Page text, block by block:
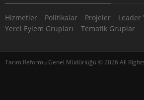
Hizmetler Politikalar Projeler
Leader
Yerel Eylem Grupları
Tematik Gruplar
Tarım Reformu Genel Müdürlüğü © 2026 All